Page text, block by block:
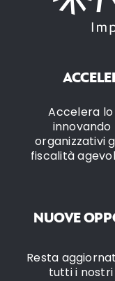
Accelera
innovando
organizzativi
fiscalità
NUOVE
Resta
tutti i nostri